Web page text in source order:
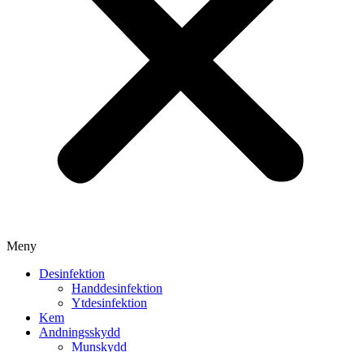
Meny
Desinfektion
Handdesinfektion
Ytdesinfektion
Kem
Andningsskydd
Munskydd